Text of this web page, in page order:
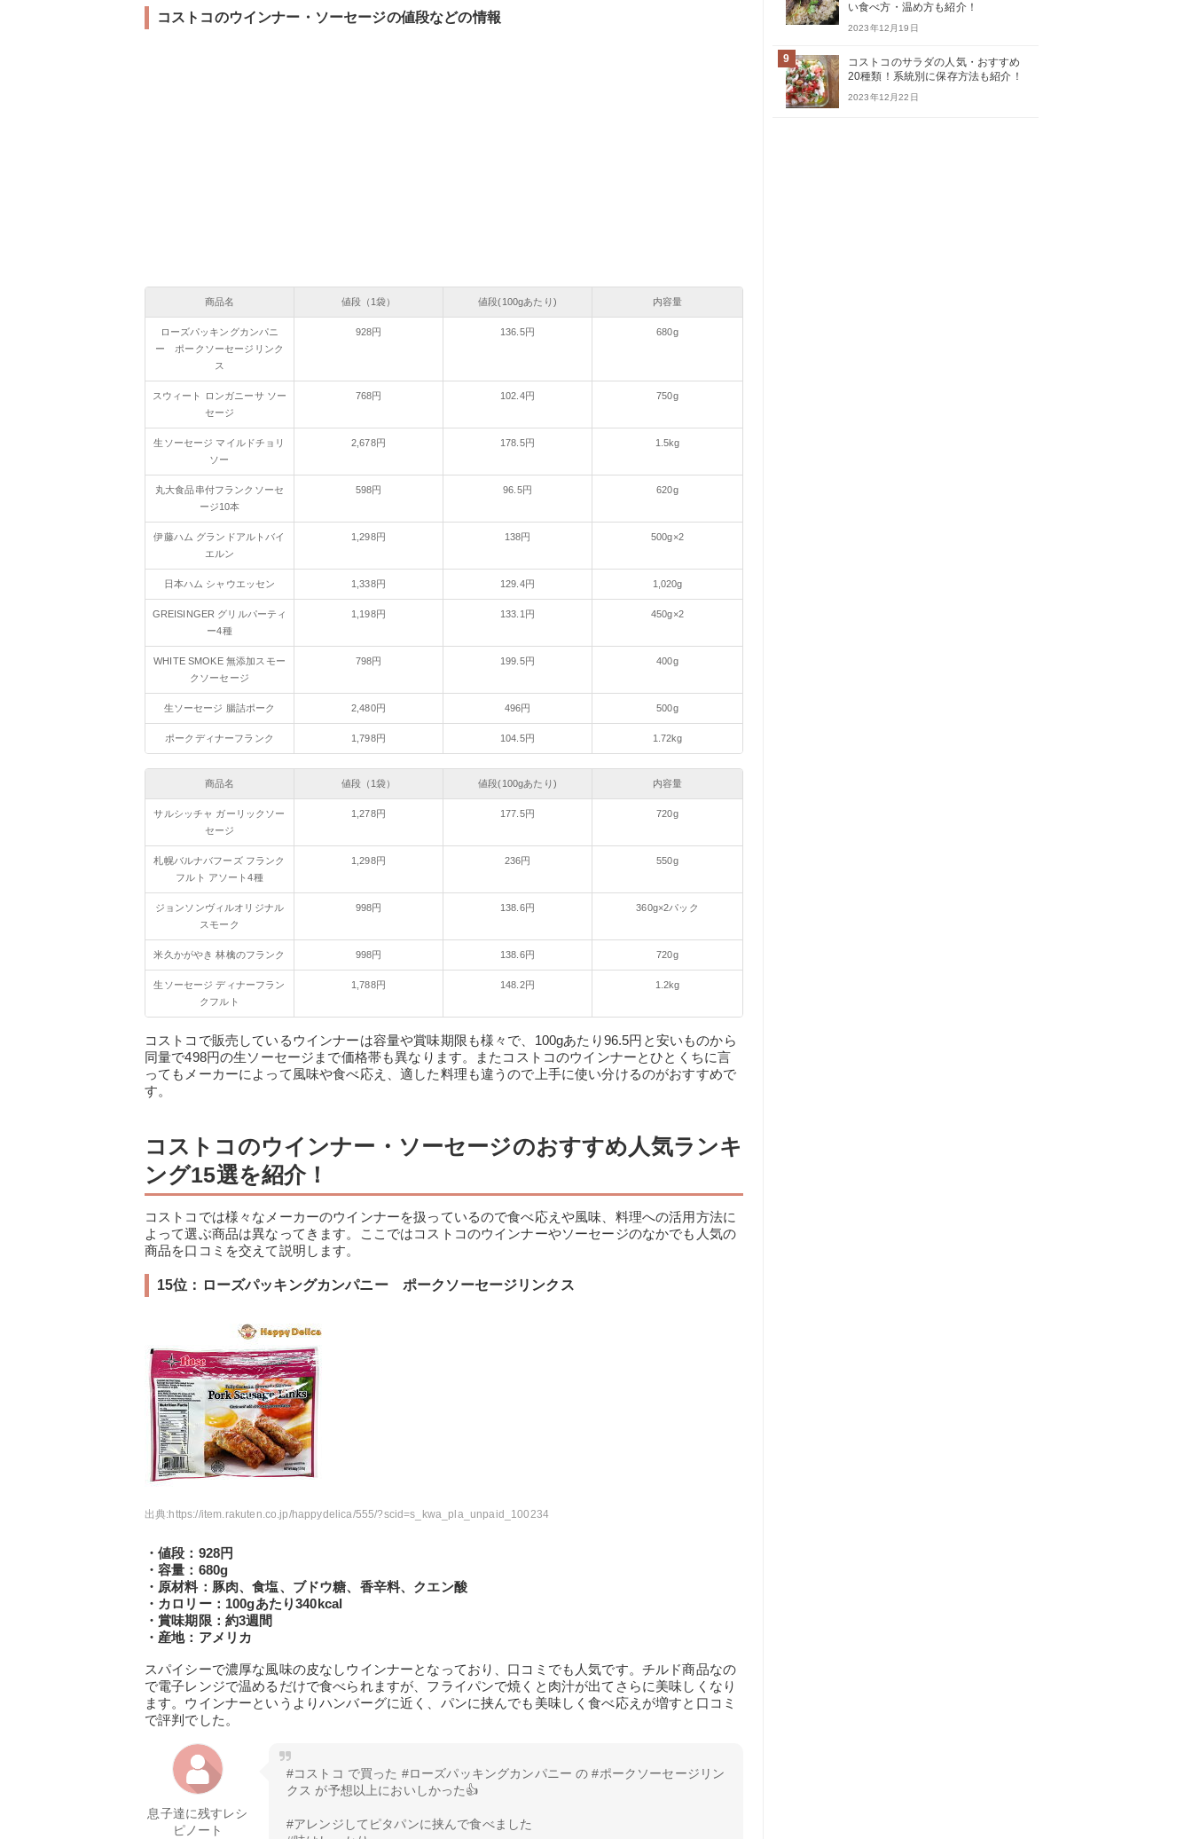
コストコのウインナー・ソーセージの値段などの情報
商品名 値段（1袋） 値段(100gあたり) 内容量
ローズパッキングカンパニ
ー ポークソーセージリンク
ス
928円 136.5円 680g
スウィート ロンガニーサ ソー
セージ
768円 102.4円 750g
生ソーセージ マイルドチョリ
ソー
2,678円 178.5円 1.5kg
丸大食品串付フランクソーセ
ージ10本
598円 96.5円 620g
伊藤ハム グランドアルトバイ
エルン
1,298円 138円 500g×2
日本ハム シャウエッセン 1,338円 129.4円 1,020g
GREISINGER グリルパーティ
ー4種
1,198円 133.1円 450g×2
WHITE SMOKE 無添加スモー
クソーセージ
798円 199.5円 400g
生ソーセージ 腸詰ポーク 2,480円 496円 500g
ポークディナーフランク 1,798円 104.5円 1.72kg
商品名 値段（1袋） 値段(100gあたり) 内容量
サルシッチャ ガーリックソー
セージ
1,278円 177.5円 720g
札幌バルナバフーズ フランク
フルト アソート4種
1,298円 236円 550g
ジョンソンヴィルオリジナル
スモーク
998円 138.6円 360g×2パック
米久かがやき 林檎のフランク 998円 138.6円 720g
生ソーセージ ディナーフラン
クフルト
1,788円 148.2円 1.2kg
コストコで販売しているウインナーは容量や賞味期限も様々で、100gあたり96.5円と安いものから
同量で498円の生ソーセージまで価格帯も異なります。またコストコのウインナーとひとくちに言
ってもメーカーによって風味や食べ応え、適した料理も違うので上手に使い分けるのがおすすめで
す。
コストコのウインナー・ソーセージのおすすめ人気ランキ
ング15選を紹介！
コストコでは様々なメーカーのウインナーを扱っているので食べ応えや風味、料理への活用方法に
よって選ぶ商品は異なってきます。ここではコストコのウインナーやソーセージのなかでも人気の
商品を口コミを交えて説明します。
15位：ローズパッキングカンパニー ポークソーセージリンクス
出典:https://item.rakuten.co.jp/happydelica/555/?scid=s_kwa_pla_unpaid_100234
・値段：928円
・容量：680g
・原材料：豚肉、食塩、ブドウ糖、香辛料、クエン酸
・カロリー：100gあたり340kcal
・賞味期限：約3週間
・産地：アメリカ
スパイシーで濃厚な風味の皮なしウインナーとなっており、口コミでも人気です。チルド商品なの
で電子レンジで温めるだけで食べられますが、フライパンで焼くと肉汁が出てさらに美味しくなり
ます。ウインナーというよりハンバーグに近く、パンに挟んでも美味しく食べ応えが増すと口コミ
で評判でした。
息子達に残すレシ
ピノート
#コストコ で買った #ローズパッキングカンパニー の #ポークソーセージリン
クス が予想以上においしかった👍
#アレンジしてピタパンに挟んで食べました
い食べ方・温め方も紹介！
2023年12月19日
9
コストコのサラダの人気・おすすめ
20種類！系統別に保存方法も紹介！
2023年12月22日